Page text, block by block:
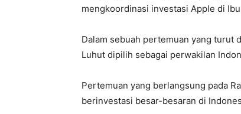
mengkoordinasi investasi Apple di
Dalam sebuah pertemuan yang turut
Luhut dipilih sebagai perwakilan
Pertemuan yang berlangsung pada
berinvestasi besar-besaran di